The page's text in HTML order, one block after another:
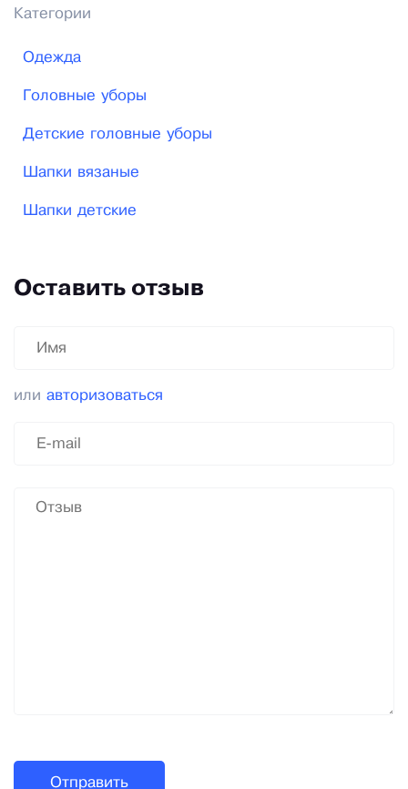
Категории
Одежда
Головные уборы
Детские головные уборы
Шапки вязаные
Шапки детские
Оставить отзыв
или авторизоваться